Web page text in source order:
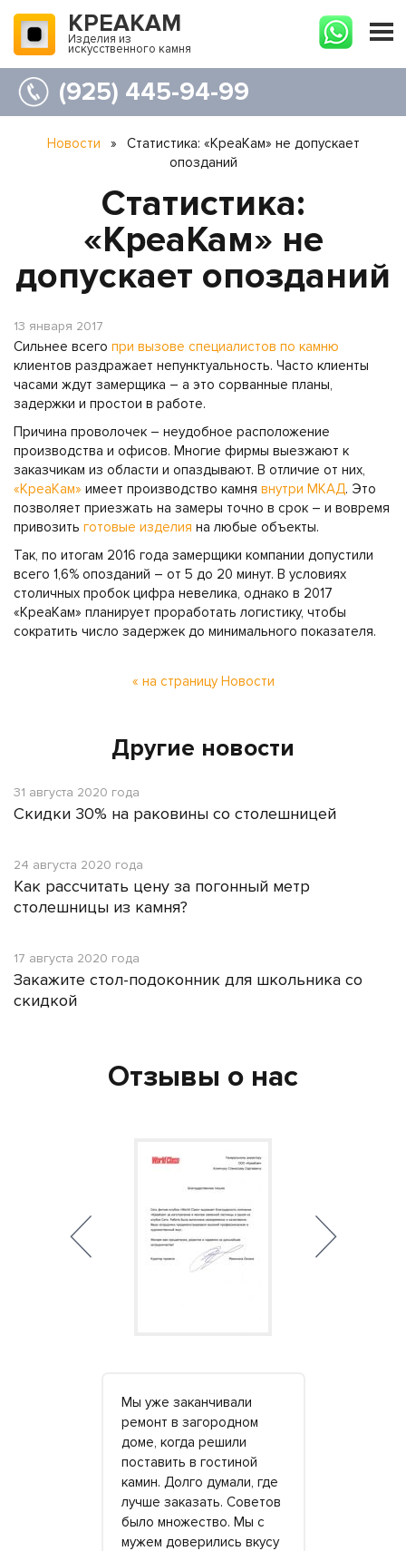
КРЕАКАМ
Изделия из
искусственного камня
(925) 445-94-99
Новости »
Статистика: «КреаКам» не допускает
опозданий
Статистика:
«КреаКам» не
допускает опозданий
13 января 2017
Сильнее всего при вызове специалистов по камню
клиентов раздражает непунктуальность. Часто клиенты
часами ждут замерщика – а это сорванные планы,
задержки и простои в работе.
Причина проволочек – неудобное расположение
производства и офисов. Многие фирмы выезжают к
заказчикам из области и опаздывают. В отличие от них,
«КреаКам» имеет производство камня внутри МКАД. Это
позволяет приезжать на замеры точно в срок – и вовремя
привозить готовые изделия на любые объекты.
Так, по итогам 2016 года замерщики компании допустили
всего 1,6% опозданий – от 5 до 20 минут. В условиях
столичных пробок цифра невелика, однако в 2017
«КреаКам» планирует проработать логистику, чтобы
сократить число задержек до минимального показателя.
« на страницу Новости
Другие новости
31 августа 2020 года
Скидки 30% на раковины со столешницей
24 августа 2020 года
Как рассчитать цену за погонный метр
столешницы из камня?
17 августа 2020 года
Закажите стол-подоконник для школьника со
скидкой
Отзывы о нас
Мы уже заканчивали
ремонт в загородном
доме, когда решили
поставить в гостиной
камин. Долго думали, где
лучше заказать. Советов
было множество. Мы с
мужем доверились вкусу